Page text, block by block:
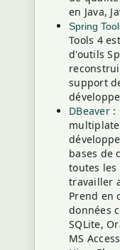
en Java,
Spring
Tools 4
d'outils
support
DBeaver:
bases de
toutes
travailler
Prend en
données
SQLite,
MS